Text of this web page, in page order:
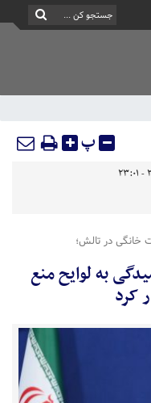
پ
خانگی در تالش؛
به لوایح منع
کرد